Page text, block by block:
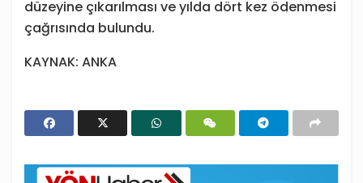
düzeyine çıkarılması ve yılda dört kez ödenmesi
çağrısında bulundu.
KAYNAK: ANKA